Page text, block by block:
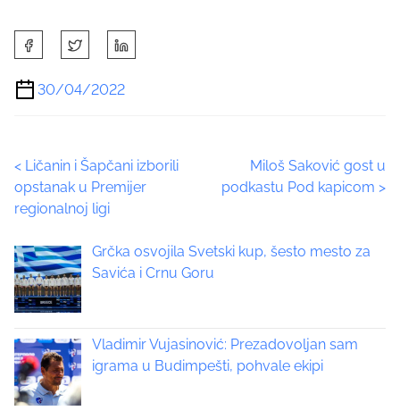
h
a
r
h
i
s
o
s
t
o
n
:
30/04/2022
P
o
s
t
s
n
a
< Ličanin i Šapčani izborili
opstanak u Premijer
regionalnoj ligi
Miloš Saković gost u
podkastu Pod kapicom >
Grčka osvojila Svetski kup, šesto mesto za
Savića i Crnu Goru
Vladimir Vujasinović: Prezadovoljan sam
igrama u Budimpešti, pohvale ekipi